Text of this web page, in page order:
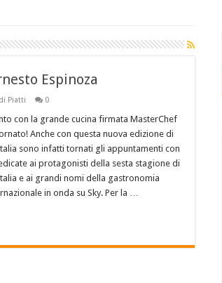
Espinoza
Piatti 0
con la grande cucina firmata MasterChef
Anche con questa nuova edizione di
sono infatti tornati gli appuntamenti con
ai protagonisti della sesta stagione di
e ai grandi nomi della gastronomia
in onda su Sky. Per la …